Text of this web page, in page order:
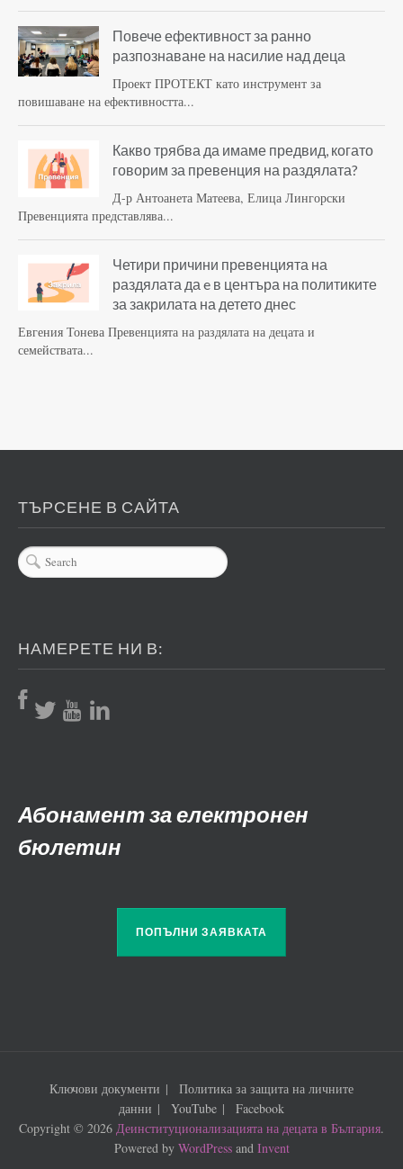
Повече ефективност за ранно
разпознаване на насилие над деца
Проект ПРОТЕКТ като инструмент за
повишаване на ефективността...
Какво трябва да имаме предвид, когато
говорим за превенция на раздялата?
Д-р Антоанета Матеева, Елица Лингорски
Превенцията представлява...
Четири причини превенцията на
раздялата да e в центъра на политиките
за закрилата на детето днес
Евгения Тонева Превенцията на раздялата на децата и
семействата...
ТЪРСЕНЕ В САЙТА
НАМЕРЕТЕ НИ В:
Абонамент за електронен
бюлетин
ПОПЪЛНИ ЗАЯВКАТА
Ключови документи
Политика за защита на личните
данни
YouTube
Facebook
Copyright © 2026 Деинституционализацията на децата в България.
Powered by WordPressand Invent